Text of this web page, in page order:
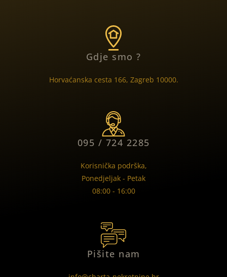
Gdje smo ?
Horvaćanska cesta 166, Zagreb 10000.
095 / 724 2285
Korisnička podrška,
Ponedjeljak - Petak
08:00 - 16:00
Pišite nam